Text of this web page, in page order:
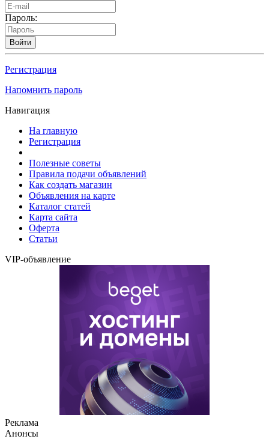
Пароль:
Войти
Регистрация
Напомнить пароль
Навигация
На главную
Регистрация
Полезные советы
Правила подачи объявлений
Как создать магазин
Объявления на карте
Каталог статей
Карта сайта
Оферта
Статьи
VIP-объявление
Реклама
Анонсы